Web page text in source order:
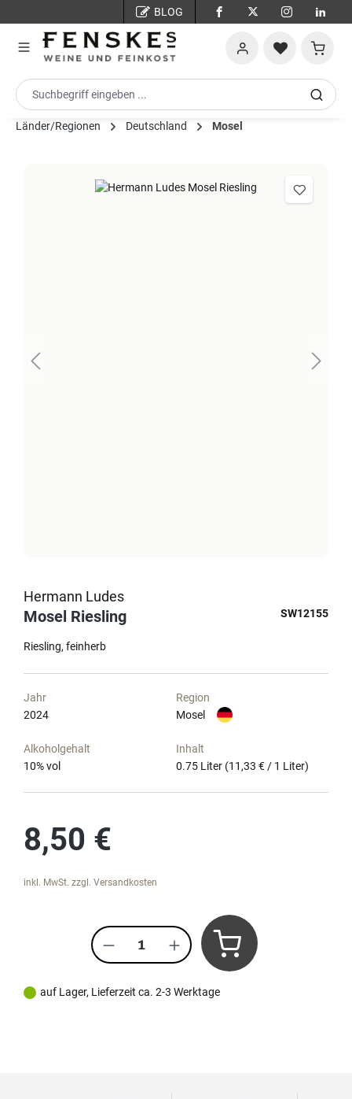
BLOG
Länder/Regionen Deutschland Mosel
Hermann Ludes
Mosel Riesling SW12155
Riesling feinherb
Jahr
2024
Region
Mosel
Alkoholgehalt
10% vol
Inhalt
0.75 Liter (11,33 € / 1 Liter)
8,50 €
inkl. MwSt. zzgl. Versandkosten
Produkt Anzahl: Gib den
auf Lager, Lieferzeit ca. 2-3 Werktage